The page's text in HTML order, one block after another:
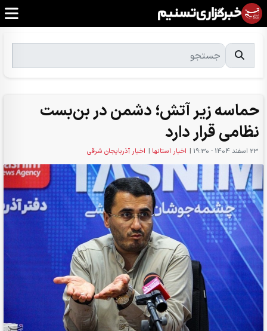
حماسه زیر آتش؛ دشمن در بن‌بست
نظامی قرار دارد
23 اسفند 1404 - 19:30 | اخبار استانها | اخبار آذربایجان شرقی